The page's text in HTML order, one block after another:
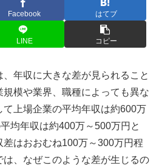
Facebook はてブ
LINE コピー
、年収に大きな差が見られること
模や業界、職種によっても異な
て上場企業の平均年収は約600万
均年収は約400万～500万円と
差はおおむね100万～300万円程
は、なぜこのような差が生じるの